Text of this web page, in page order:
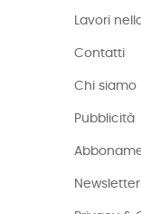
Lavori
Contatti
Chi siamo
Pubblicità
Newsletter